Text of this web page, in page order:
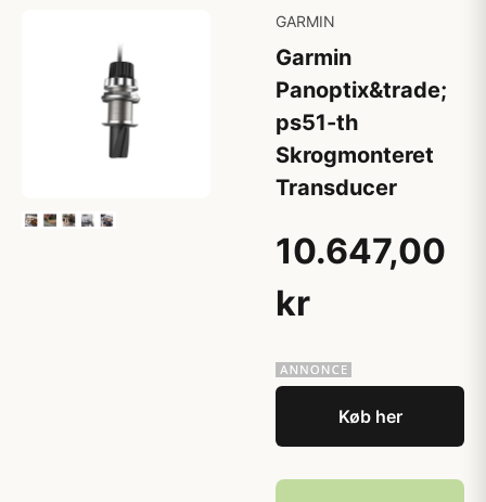
GARMIN
Garmin
Panoptix&trade;
ps51-th
Skrogmonteret
Transducer
10.647,00
kr
Køb her